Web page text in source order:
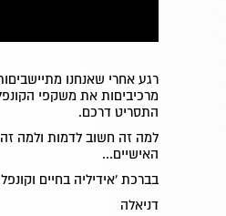
רגע אחרי שאנחנו
מרכיביםות את משקפי
התסריט דרכם.
למה זה חשוב לדמות ולמה
האישיים...
בברכת 'אידיליה בחיים
דניאלה